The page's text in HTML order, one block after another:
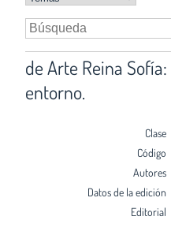
de Arte Reina
entorno.
Clase
Código
Autores
Datos de la edición
Editorial